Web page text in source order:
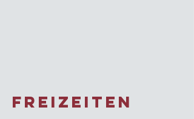
freizeiten